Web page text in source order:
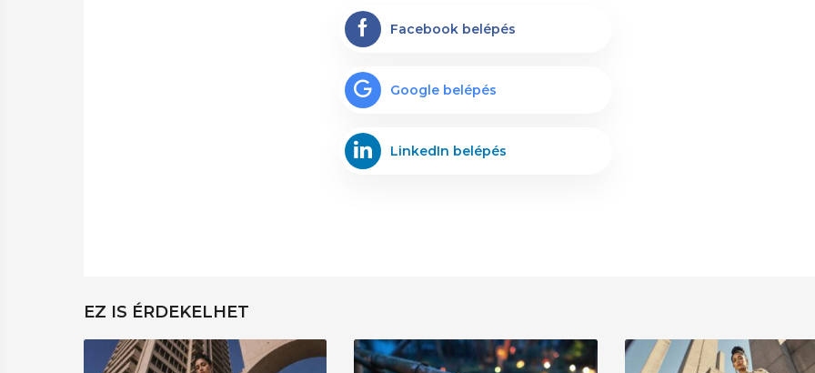
Facebook belépés
Google belépés
LinkedIn belépés
EZ IS ÉRDEKELHET